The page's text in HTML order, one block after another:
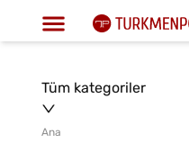
Tüm kategoriler
Ana